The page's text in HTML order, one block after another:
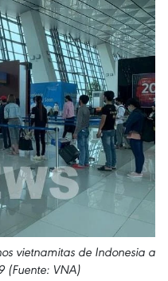
vietnamitas de Indonesia a
(Fuente: VNA)